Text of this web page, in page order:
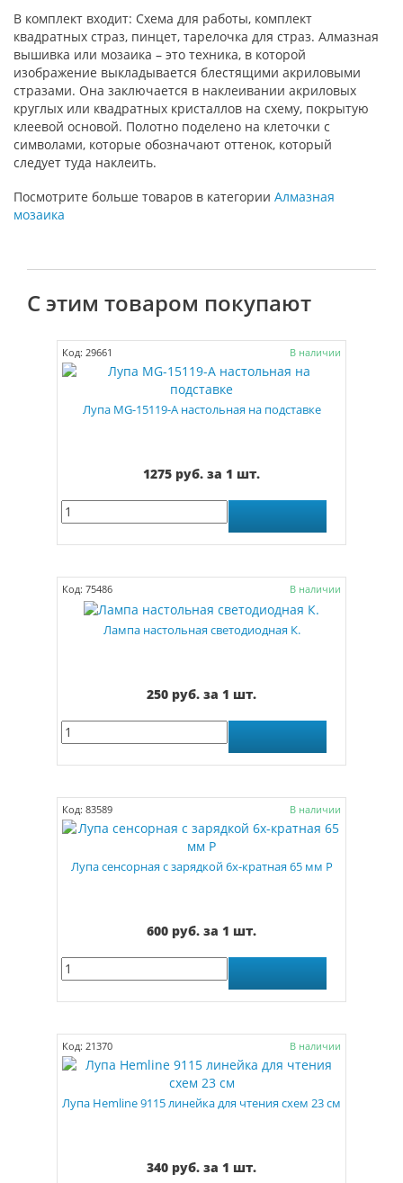
В комплект входит: Схема для работы, комплект
квадратных страз, пинцет, тарелочка для страз. Алмазная
вышивка или мозаика – это техника, в которой
изображение выкладывается блестящими акриловыми
стразами. Она заключается в наклеивании акриловых
круглых или квадратных кристаллов на схему, покрытую
клеевой основой. Полотно поделено на клеточки с
символами, которые обозначают оттенок, который
следует туда наклеить.
Посмотрите больше товаров в категории Алмазная
мозаика
С этим товаром покупают
Код: 29661 В наличии
Лупа MG-15119-А настольная на подставке
1275 руб. за 1 шт.
Код: 75486 В наличии
Лампа настольная светодиодная К.
250 руб. за 1 шт.
Код: 83589 В наличии
Лупа сенсорная с зарядкой 6х-кратная 65 мм Р
600 руб. за 1 шт.
Код: 21370 В наличии
Лупа Hemline 9115 линейка для чтения схем 23 см
340 руб. за 1 шт.